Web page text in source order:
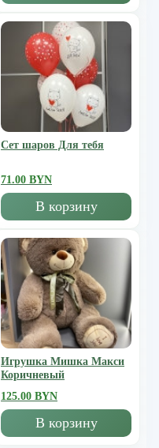
Сет шаров Для тебя
71.00 BYN
В корзину
Игрушка Мишка Mакси
Коричневый
125.00 BYN
В корзину